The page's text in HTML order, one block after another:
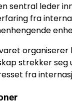
sentral leder
fra
strekker
fra